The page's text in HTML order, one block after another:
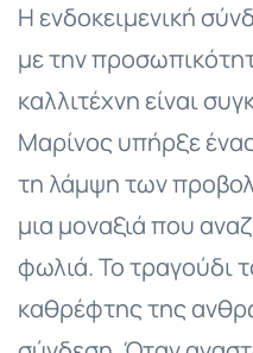
Η ενδοκειμενική
με την
καλλιτέχνη είναι
Μαρίνος υπήρξε
τη λάμψη των
μια μοναξιά που
φωλιά. Το τραγούδι
καθρέφτης της